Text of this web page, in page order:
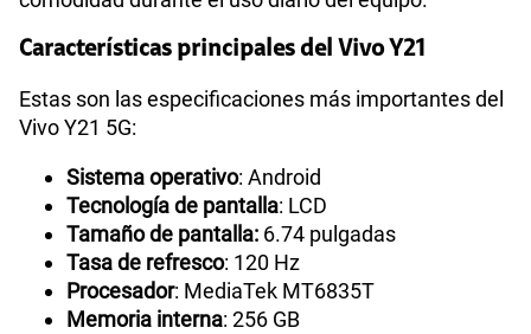
Características principales del Vivo Y21
Estas son las especificaciones más importantes del
Vivo Y21 5G:
Sistema operativo: Android
Tecnología de pantalla: LCD
Tamaño de pantalla: 6.74 pulgadas
Tasa de refresco: 120 Hz
Procesador: MediaTek MT6835T
Memoria interna: 256 GB